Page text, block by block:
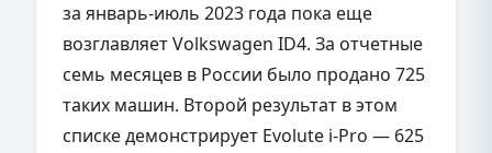
за январь-июль 2023 года пока еще
возглавляет Volkswagen ID4. За отчетные
семь месяцев в России было продано 725
таких машин. Второй результат в этом
списке демонстрирует Evolute i-Pro — 625